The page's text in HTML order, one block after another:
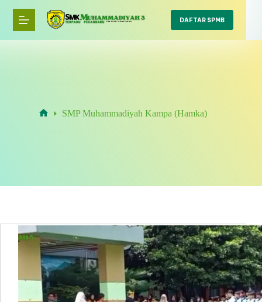
content
DAFTAR SPMB
SMP Muhammadiyah Kampa (Hamka)